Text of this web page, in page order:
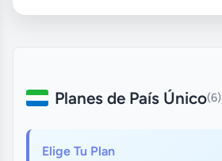
Planes de País Único(6)
Elige Tu Plan